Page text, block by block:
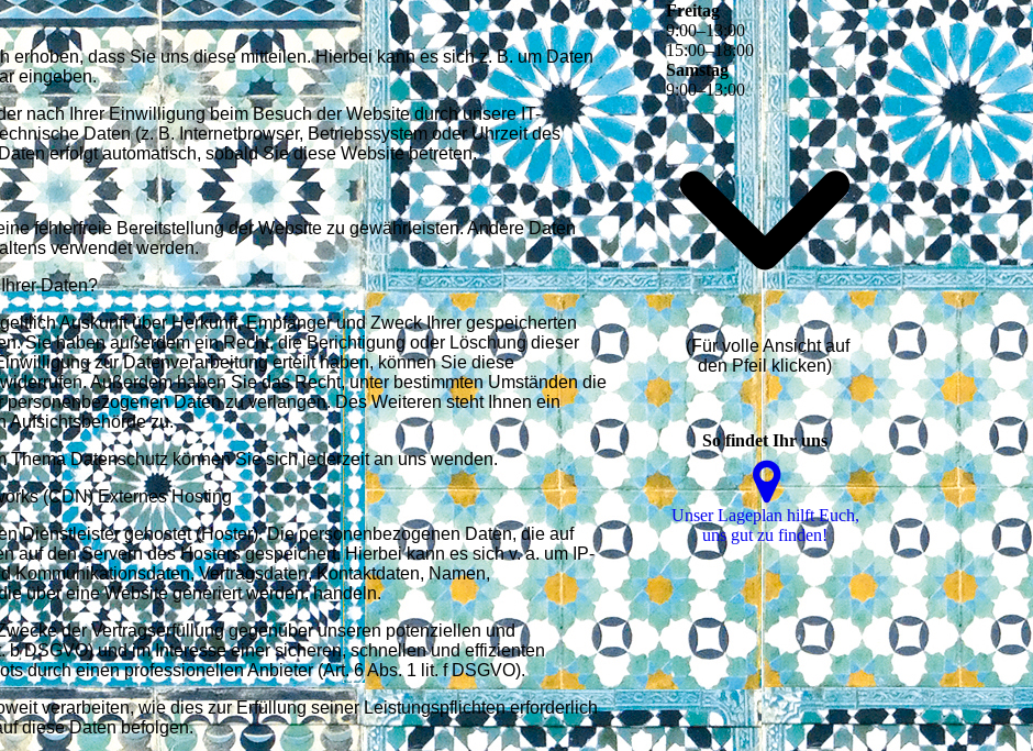
erhoben, dass Sie uns diese mitteilen. Hierbei kann es sich z. B. um Daten
eingeben.
nach Ihrer Einwilligung beim Besuch der Website durch unsere IT-
Daten (z. B. Internetbrowser, Betriebssystem oder Uhrzeit des
erfolgt automatisch, sobald Sie diese Website betreten.
fehlerfreie Bereitstellung der Website zu gewährleisten. Andere Daten
verwendet werden.
Daten?
Auskunft über Herkunft, Empfänger und Zweck Ihrer gespeicherten
Sie haben außerdem ein Recht, die Berichtigung oder Löschung dieser
zur Datenverarbeitung erteilt haben, können Sie diese
Außerdem haben Sie das Recht, unter bestimmten Umständen die
personenbezogenen Daten zu verlangen. Des Weiteren steht Ihnen ein
Aufsichtsbehörde zu.
Thema Datenschutz können Sie sich jederzeit an uns wenden.
(CDN) Externes Hosting
Dienstleister gehostet (Hoster). Die personenbezogenen Daten, die auf
auf den Servern des Hosters gespeichert. Hierbei kann es sich v. a. um IP-
Kommunikationsdaten, Vertragsdaten, Kontaktdaten, Namen,
über eine Website generiert werden, handeln.
der Vertragserfüllung gegenüber unseren potenziellen und
b DSGVO) und im Interesse einer sicheren, schnellen und effizienten
durch einen professionellen Anbieter (Art. 6 Abs. 1 lit. f DSGVO).
verarbeiten, wie dies zur Erfüllung seiner Leistungspflichten erforderlich
diese Daten befolgen.
Freitag
9:00–13:00
15:00–18:00
Samstag
9:00–13:00
(Für volle Ansicht auf
den Pfeil klicken)
So findet Ihr uns
Unser La­ge­plan hilft Euch,
uns gut zu finden!